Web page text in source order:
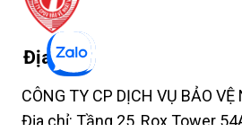
Địa chỉ
CÔNG TY CP DỊCH VỤ BẢO
Địa chỉ: Tầng 25, Rox Tower